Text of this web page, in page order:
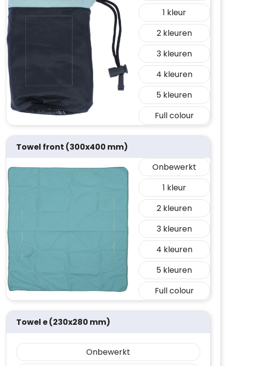
1
2
3
4
5
Full colour
Towel front (300x400 mm)
Onbewerkt
1
2
3
4
5
Full colour
Towel e (230x280 mm)
Onbewerkt